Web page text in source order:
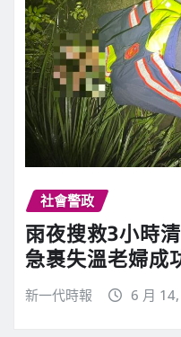
社會警政
雨夜搜救3小時
急裹失溫老婦成
新一代時報 6 月